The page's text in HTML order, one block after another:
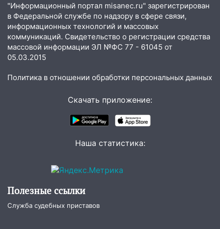
11:17 В Радищевском районе сгорели
хозяйственные постройки
11:00 В Канадее горел жилой дом
10:18 Губернатор Ульяновской области:
регионе
В Ульяновске дотла сгорел
легковой автомобиль
В Ульяновске будут судить десять
избившим мужчину в трамвае
один из шести уникальных автомобилей
в России
"Информационный портал misanec.ru" зарегистрирован
в Федеральной службе по надзору в сфере связи,
информационных технологий и массовых
коммуникаций. Свидетельство о регистрации средства
массовой информации ЭЛ №ФС 77 - 61045 от
05.03.2015
Политика в отношении обработки персональных данных
Скачать приложение:
Наша статистика:
Полезные ссылки
Служба судебных приставов